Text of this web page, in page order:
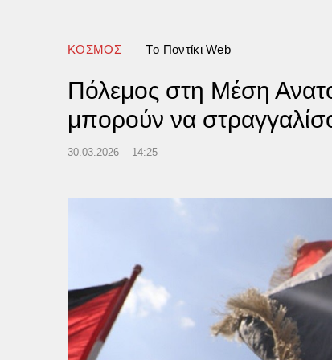
ΚΟΣΜΟΣ Tο Ποντίκι Web
Πόλεμος στη Μέση
μπορούν να
30.03.2026 14:25